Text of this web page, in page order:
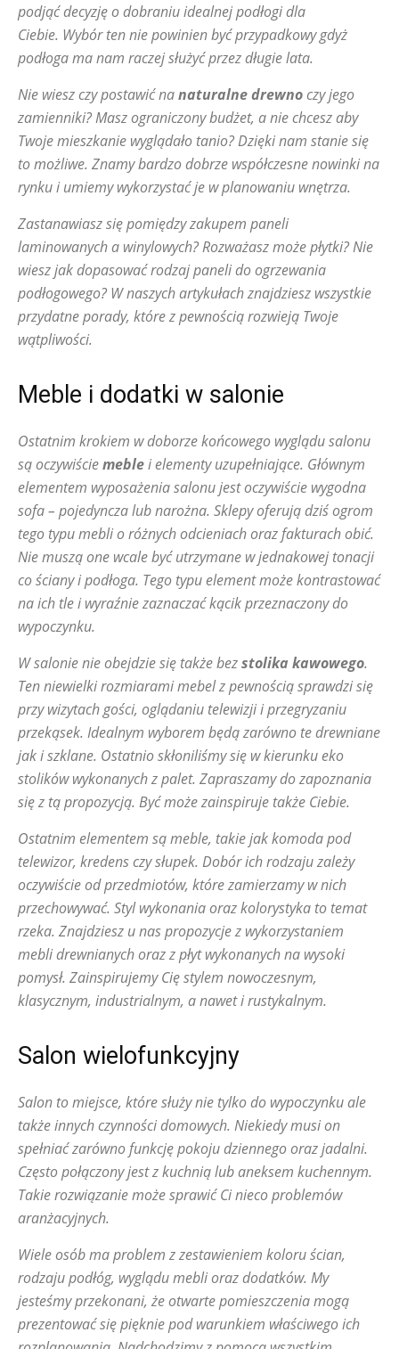
podjąć decyzję o dobraniu idealnej podłogi dla
Ciebie. Wybór ten nie powinien być przypadkowy gdyż
podłoga ma nam raczej służyć przez długie lata.
Nie wiesz czy postawić nanaturalne drewnoczy jego
zamienniki? Masz ograniczony budżet, a nie chcesz aby
Twoje mieszkanie wyglądało tanio? Dzięki nam stanie się
to możliwe. Znamy bardzo dobrze współczesne nowinki na
rynku i umiemy wykorzystać je w planowaniu wnętrza.
Zastanawiasz się pomiędzy zakupem paneli
laminowanych a winylowych? Rozważasz może płytki? Nie
wiesz jak dopasować rodzaj paneli do ogrzewania
podłogowego? W naszych artykułach znajdziesz wszystkie
przydatne porady, które z pewnością rozwieją Twoje
wątpliwości.
Meble i dodatki w salonie
Ostatnim krokiem w doborze końcowego wyglądu salonu
są oczywiściemeblei elementy uzupełniające. Głównym
elementem wyposażenia salonu jest oczywiście wygodna
sofa – pojedyncza lub narożna. Sklepy oferują dziś ogrom
tego typu mebli o różnych odcieniach oraz fakturach obić.
Nie muszą one wcale być utrzymane w jednakowej tonacji
co ściany i podłoga. Tego typu element może kontrastować
na ich tle i wyraźnie zaznaczać kącik przeznaczony do
wypoczynku.
W salonie nie obejdzie się także bezstolika kawowego.
Ten niewielki rozmiarami mebel z pewnością sprawdzi się
przy wizytach gości, oglądaniu telewizji i przegryzaniu
przekąsek. Idealnym wyborem będą zarówno te drewniane
jak i szklane. Ostatnio skłoniliśmy się w kierunku eko
stolików wykonanych z palet. Zapraszamy do zapoznania
się z tą propozycją. Być może zainspiruje także Ciebie.
Ostatnim elementem są meble, takie jak komoda pod
telewizor, kredens czy słupek. Dobór ich rodzaju zależy
oczywiście od przedmiotów, które zamierzamy w nich
przechowywać. Styl wykonania oraz kolorystyka to temat
rzeka. Znajdziesz u nas propozycje z wykorzystaniem
mebli drewnianych oraz z płyt wykonanych na wysoki
pomysł. Zainspirujemy Cię stylem nowoczesnym,
klasycznym, industrialnym, a nawet i rustykalnym.
Salon wielofunkcyjny
Salon to miejsce, które służy nie tylko do wypoczynku ale
także innych czynności domowych. Niekiedy musi on
spełniać zarówno funkcję pokoju dziennego oraz jadalni.
Często połączony jest z kuchnią lub aneksem kuchennym.
Takie rozwiązanie może sprawić Ci nieco problemów
aranżacyjnych.
Wiele osób ma problem z zestawieniem koloru ścian,
rodzaju podłóg, wyglądu mebli oraz dodatków. My
jesteśmy przekonani, że otwarte pomieszczenia mogą
prezentować się pięknie pod warunkiem właściwego ich